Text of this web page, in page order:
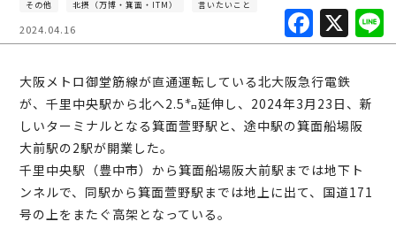
F
a
c
e
b
o
o
X
その他 北摂（万博・箕面・ITM） 言いたいこと
2024.04.16
大阪メトロ御堂筋線が直通運転している北大阪急行電鉄
が、千里中央駅から北へ2.5㌔延伸し、2024年3月23日、新
しいターミナルとなる箕面萱野駅と、途中駅の箕面船場阪
大前駅の2駅が開業した。
千里中央駅（豊中市）から箕面船場阪大前駅までは地下ト
ンネルで、同駅から箕面萱野駅までは地上に出て、国道171
号の上をまたぐ高架となっている。